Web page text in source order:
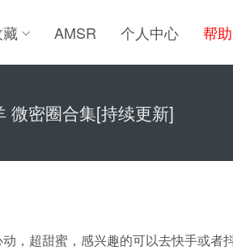
AMSR 个人中心 帮助
微密圈合集[持续更新]
，超甜蜜，感兴趣的可以去快手或者